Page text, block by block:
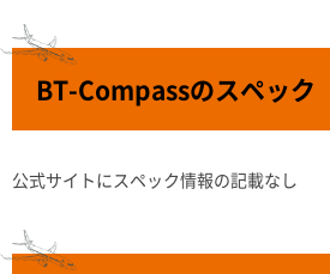
BT-Compassのスペック
公式サイトにスペック情報の記載なし